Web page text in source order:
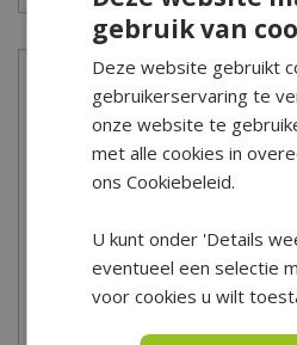
Onze winkel
Onze afdeling kunstbloemen
Nederland! Er is zó veel keus en
onze professionele binders
waarin je maar wilt. Natuurlijk
slag. We hebben honderden
van de regenboog, van klein tot
gebruik van
Deze website gebruikt
gebruikerservaring te
onze website te
met alle cookies in
ons Cookiebeleid.
U kunt onder 'Details
eventueel een selectie
voor cookies u wilt